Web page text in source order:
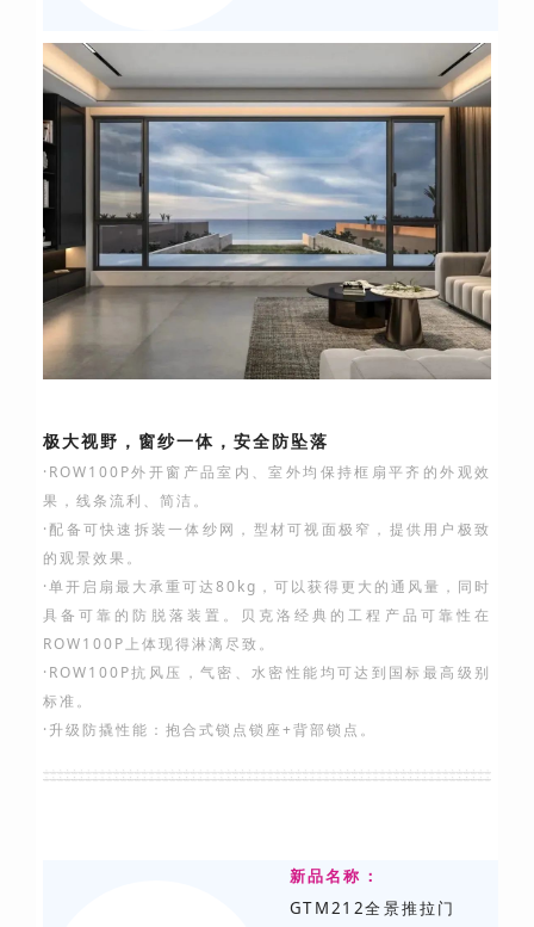
极大视野，窗纱一体，安全防坠落
·ROW100P外开窗产品室内、室外均保持框扇平齐的外观效
果，线条流利、简洁。
·配备可快速拆装一体纱网，型材可视面极窄，提供用户极致
的观景效果。
·单开启扇最大承重可达80kg，可以获得更大的通风量，同时
具备可靠的防脱落装置。贝克洛经典的工程产品可靠性在
ROW100P上体现得淋漓尽致。
·ROW100P抗风压，气密、水密性能均可达到国标最高级别
标准。
·升级防撬性能：抱合式锁点锁座+背部锁点。
新品名称：
GTM212全景推拉门